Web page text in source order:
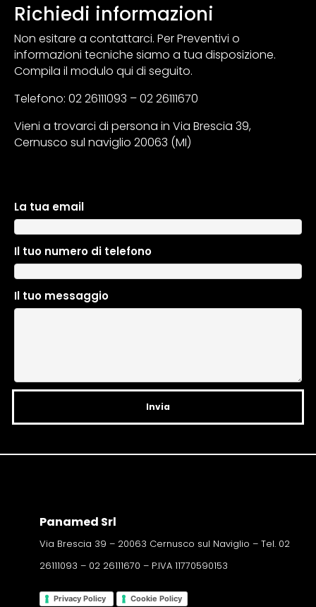
Richiedi informazioni
Non esitare a contattarci. Per Preventivi o
informazioni tecniche siamo a tua disposizione.
Compila il modulo qui di seguito.
Telefono: 02 26111093 – 02 26111670
Vieni a trovarci di persona in Via Brescia 39,
Cernusco sul naviglio 20063 (MI)
La tua email
Il tuo numero di telefono
Il tuo messaggio
A
l
t
e
n
a
:
Panamed Srl
Via Brescia 39 – 20063 Cernusco sul Naviglio – Tel. 02
26111093 – 02 26111670 – P.IVA 11770590153
Privacy Policy Cookie Policy